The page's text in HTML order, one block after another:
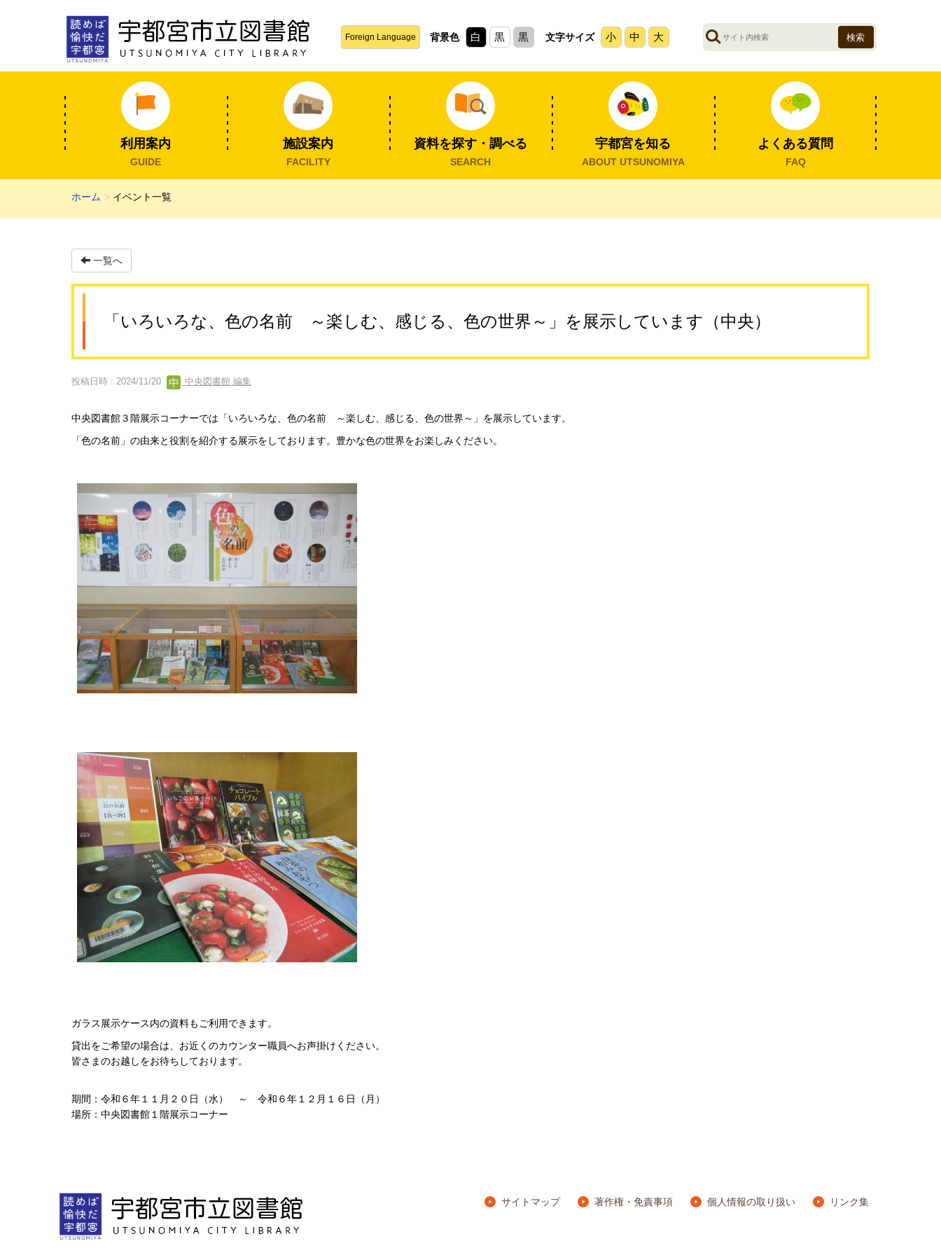
Foreign Language 背景色 白 黒 黒 文字サイズ 小 中 大
サ
イ
ト
利用案内
GUIDE
施設案内
FACILITY
資料を探す・調べる
SEARCH
宇都宮を知る
ABOUT UTSUNOMIYA
よくある質問
FAQ
ホーム イベント一覧
一覧へ
「いろいろな、色の名前 ～楽しむ、感じる、色の世界～」を展示しています（中央）
投稿日時 : 2024/11/20 中央図書館 編集
中央図書館３階展示コーナーでは「いろいろな、色の名前 ～楽しむ、感じる、色の世界～」を展示しています。
「色の名前」の由来と役割を紹介する展示をしております。豊かな色の世界をお楽しみください。
ガラス展示ケース内の資料もご利用できます。
貸出をご希望の場合は、お近くのカウンター職員へお声掛けください。
皆さまのお越しをお待ちしております。
期間：令和６年１１月２０日（水） ～ 令和６年１２月１６日（月）
場所：中央図書館１階展示コーナー
サイトマップ 著作権・免責事項 個人情報の取り扱い リンク集